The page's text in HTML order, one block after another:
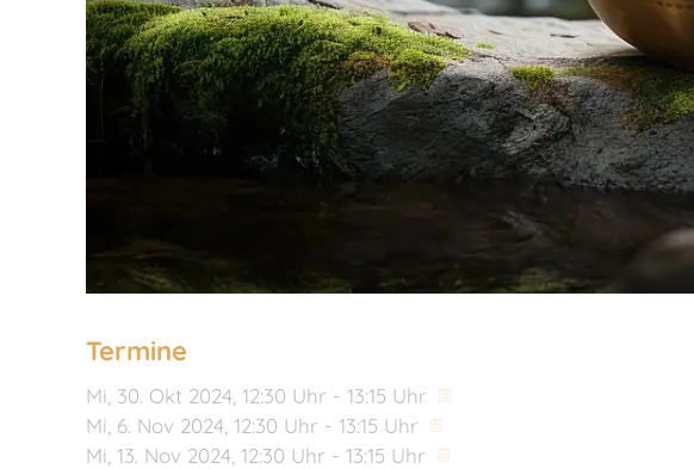
Termine
Mi, 30. Okt 2024 , 12:30 Uhr - 13:15 Uhr
Mi, 6. Nov 2024 , 12:30 Uhr - 13:15 Uhr
Mi, 13. Nov 2024 , 12:30 Uhr - 13:15 Uhr